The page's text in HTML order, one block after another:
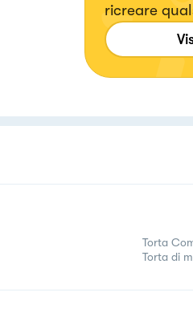
ricreare
Torta
Torta di